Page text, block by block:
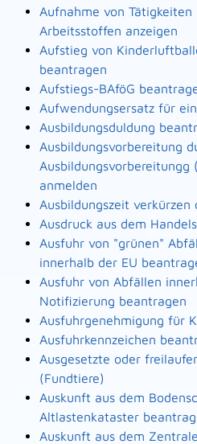
Aufnahme von
Arbeitsstoffen anzeigen
Aufstieg von
beantragen
Aufstiegs-BAföG
Aufwendungsersatz für
Ausbildungsduldung
Ausbildungsvorbereitung
Ausbildungsvorbereitungg
anmelden
Ausbildungszeit verkürzen
Ausdruck aus dem
Ausfuhr von "grünen"
innerhalb der EU
Ausfuhr von Abfällen
Notifizierung beantragen
Ausfuhrgenehmigung für
Ausfuhrkennzeichen
Ausgesetzte oder
(Fundtiere)
Auskunft aus dem
Altlastenkataster
Auskunft aus dem